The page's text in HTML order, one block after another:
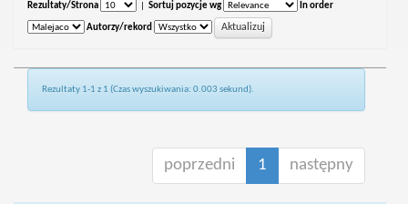
Rezultaty/Strona Sortuj pozycje wg In order
Autorzy/rekord
Rezultaty 1-1 z 1 (Czas wyszukiwania: 0.003 sekund).
poprzedni 1 następny